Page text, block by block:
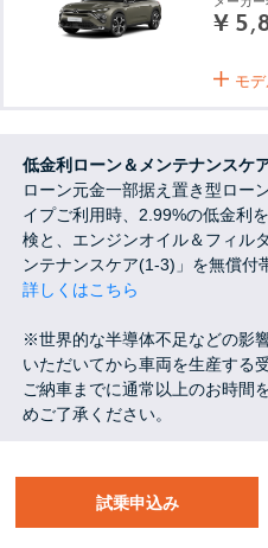
¥
モ
低金利ローン＆メンテナンスケ
ローン元金一部据え置き型ロー
イプご利用時、2.99%の低金利
検と、エンジンオイル＆フィル
ンテナンスケア(1-3)」を無償付
詳しくはこちら
※世界的な半導体不足などの影
いただいてから車両を生産する
ご納車までに通常以上のお時間
めご了承ください。
試乗申込み